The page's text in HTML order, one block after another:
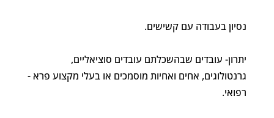
נסיון בעבודה עם קשישים.
יתרון- עובדים שבהשכלתם עובדים סוציאליים,
גרנטולוגים, אחים ואחיות מוסמכים או בעלי מקצוע פרא -
רפואי.